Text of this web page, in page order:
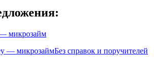
микрозайм
Без справок и поручителей